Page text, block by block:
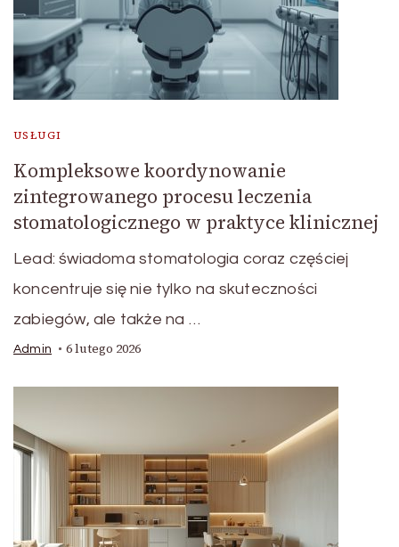
USŁUGI
Kompleksowe koordynowanie
zintegrowanego procesu leczenia
stomatologicznego w praktyce klinicznej
Lead: świadoma stomatologia coraz częściej
koncentruje się nie tylko na skuteczności
zabiegów, ale także na …
Admin 6 lutego 2026